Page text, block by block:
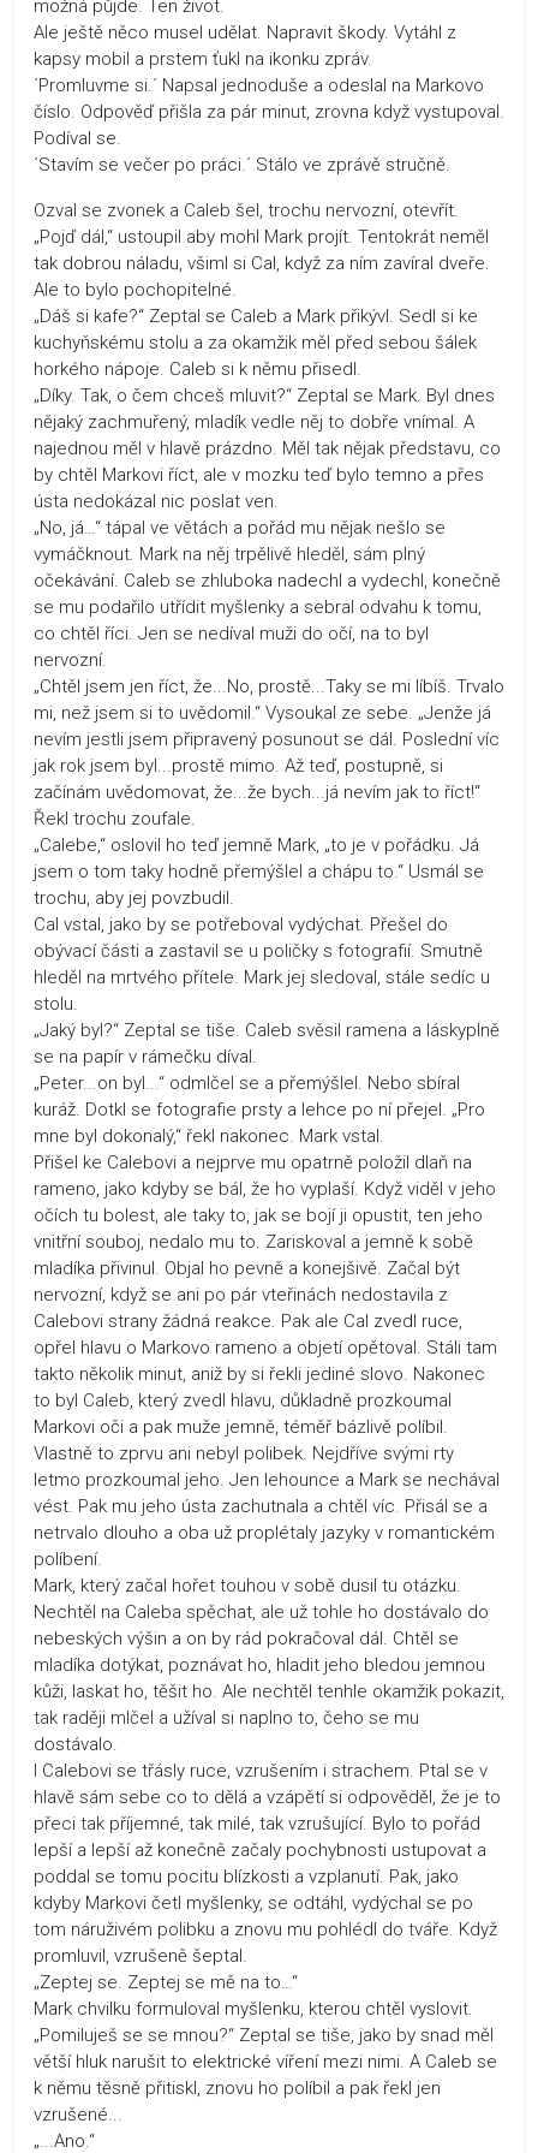
možná půjde. Ten život.
Ale ještě něco musel udělat. Napravit škody. Vytáhl z
kapsy mobil a prstem ťukl na ikonku zpráv.
´Promluvme si.´ Napsal jednoduše a odeslal na Markovo
číslo. Odpověď přišla za pár minut, zrovna když vystupoval.
Podíval se.
´Stavím se večer po práci.´ Stálo ve zprávě stručně.
Ozval se zvonek a Caleb šel, trochu nervozní, otevřít.
„Pojď dál,“ ustoupil aby mohl Mark projít. Tentokrát neměl
tak dobrou náladu, všiml si Cal, když za ním zavíral dveře.
Ale to bylo pochopitelné.
„Dáš si kafe?“ Zeptal se Caleb a Mark přikývl. Sedl si ke
kuchyňskému stolu a za okamžik měl před sebou šálek
horkého nápoje. Caleb si k němu přisedl.
„Díky. Tak, o čem chceš mluvit?“ Zeptal se Mark. Byl dnes
nějaký zachmuřený, mladík vedle něj to dobře vnímal. A
najednou měl v hlavě prázdno. Měl tak nějak představu, co
by chtěl Markovi říct, ale v mozku teď bylo temno a přes
ústa nedokázal nic poslat ven.
„No, já…“ tápal ve větách a pořád mu nějak nešlo se
vymáčknout. Mark na něj trpělivě hleděl, sám plný
očekávání. Caleb se zhluboka nadechl a vydechl, konečně
se mu podařilo utřídit myšlenky a sebral odvahu k tomu,
co chtěl říci. Jen se nedíval muži do očí, na to byl
nervozní.
„Chtěl jsem jen říct, že...No, prostě...Taky se mi líbíš. Trvalo
mi, než jsem si to uvědomil.“ Vysoukal ze sebe. „Jenže já
nevím jestli jsem připravený posunout se dál. Poslední víc
jak rok jsem byl...prostě mimo. Až teď, postupně, si
začínám uvědomovat, že...že bych...já nevím jak to říct!“
Řekl trochu zoufale.
„Calebe,“ oslovil ho teď jemně Mark, „to je v pořádku. Já
jsem o tom taky hodně přemýšlel a chápu to.“ Usmál se
trochu, aby jej povzbudil.
Cal vstal, jako by se potřeboval vydýchat. Přešel do
obývací části a zastavil se u poličky s fotografií. Smutně
hleděl na mrtvého přítele. Mark jej sledoval, stále sedíc u
stolu.
„Jaký byl?“ Zeptal se tiše. Caleb svěsil ramena a láskyplně
se na papír v rámečku díval.
„Peter...on byl...“ odmlčel se a přemýšlel. Nebo sbíral
kuráž. Dotkl se fotografie prsty a lehce po ní přejel. „Pro
mne byl dokonalý,“ řekl nakonec. Mark vstal.
Přišel ke Calebovi a nejprve mu opatrně položil dlaň na
rameno, jako kdyby se bál, že ho vyplaší. Když viděl v jeho
očích tu bolest, ale taky to, jak se bojí ji opustit, ten jeho
vnitřní souboj, nedalo mu to. Zariskoval a jemně k sobě
mladíka přivinul. Objal ho pevně a konejšivě. Začal být
nervozní, když se ani po pár vteřinách nedostavila z
Calebovi strany žádná reakce. Pak ale Cal zvedl ruce,
opřel hlavu o Markovo rameno a objetí opětoval. Stáli tam
takto několik minut, aniž by si řekli jediné slovo. Nakonec
to byl Caleb, který zvedl hlavu, důkladně prozkoumal
Markovi oči a pak muže jemně, téměř bázlivě políbil.
Vlastně to zprvu ani nebyl polibek. Nejdříve svými rty
letmo prozkoumal jeho. Jen lehounce a Mark se nechával
vést. Pak mu jeho ústa zachutnala a chtěl víc. Přisál se a
netrvalo dlouho a oba už proplétaly jazyky v romantickém
políbení.
Mark, který začal hořet touhou v sobě dusil tu otázku.
Nechtěl na Caleba spěchat, ale už tohle ho dostávalo do
nebeských výšin a on by rád pokračoval dál. Chtěl se
mladíka dotýkat, poznávat ho, hladit jeho bledou jemnou
kůži, laskat ho, těšit ho. Ale nechtěl tenhle okamžik pokazit,
tak raději mlčel a užíval si naplno to, čeho se mu
dostávalo.
I Calebovi se třásly ruce, vzrušením i strachem. Ptal se v
hlavě sám sebe co to dělá a vzápětí si odpověděl, že je to
přeci tak příjemné, tak milé, tak vzrušující. Bylo to pořád
lepší a lepší až konečně začaly pochybnosti ustupovat a
poddal se tomu pocitu blízkosti a vzplanutí. Pak, jako
kdyby Markovi četl myšlenky, se odtáhl, vydýchal se po
tom náruživém polibku a znovu mu pohlédl do tváře. Když
promluvil, vzrušeně šeptal.
„Zeptej se. Zeptej se mě na to…“
Mark chvilku formuloval myšlenku, kterou chtěl vyslovit.
„Pomiluješ se se mnou?“ Zeptal se tiše, jako by snad měl
větší hluk narušit to elektrické víření mezi nimi. A Caleb se
k němu těsně přitiskl, znovu ho políbil a pak řekl jen
vzrušené...
„...Ano.“